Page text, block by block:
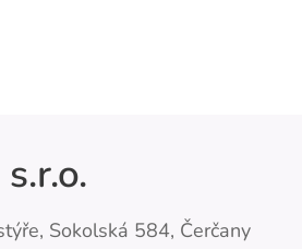
Sokolská 584, Čerčany